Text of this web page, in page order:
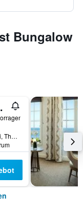
Bungalow
92/1 Moo 2, Ko Samui, Thailand